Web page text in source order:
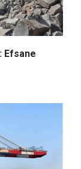
Efsane